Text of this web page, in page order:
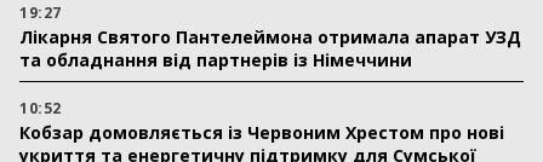
19:27
Лікарня Святого Пантелеймона отримала апарат УЗД
та обладнання від партнерів із Німеччини
10:52
Кобзар домовляється із Червоним Хрестом про нові
укриття та енергетичну підтримку для Сумської